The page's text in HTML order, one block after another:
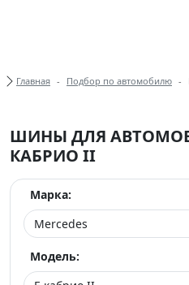
Купить
Хлебные крошки
Главная Подбор по автомобилю
ШИНЫ ДЛЯ
КАБРИО II
Марка:
Модель: